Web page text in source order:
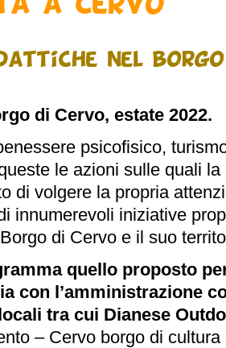
nel
di Cervo, estate 2022.
psicofisico,
le azioni sulle quali
di volgere la propria
innumerevoli iniziative
di Cervo e il suo
quello proposto
con l’amministrazione
tra cui Dianese
– Cervo borgo di